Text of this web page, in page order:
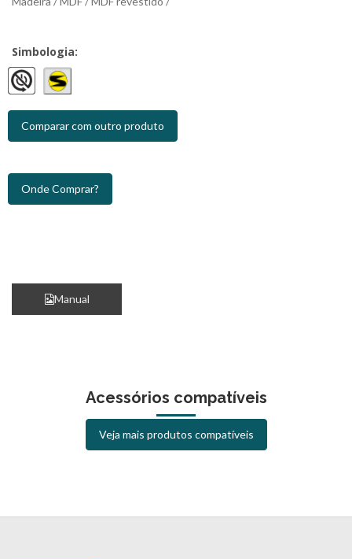
Simbologia:
Comparar com outro produto
Onde Comprar?
Manual
Acessórios compatíveis
Veja mais produtos compatíveis